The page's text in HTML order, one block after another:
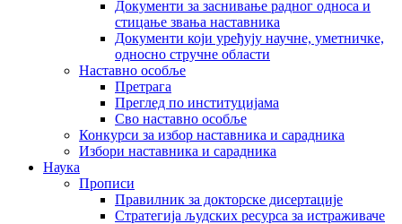
Документи за заснивање радног односа и
стицање звања наставника
Документи који уређују научне, уметничке,
односно стручне области
Наставно особље
Претрага
Преглед по институцијама
Сво наставно особље
Конкурси за избор наставника и сарадника
Избори наставника и сарадника
Наука
Прописи
Правилник за докторске дисертације
Стратегија људских ресурса за истраживаче